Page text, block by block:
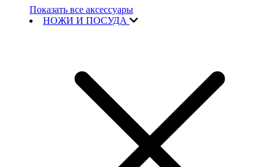
Показать все аксессуары
НОЖИ И ПОСУДА